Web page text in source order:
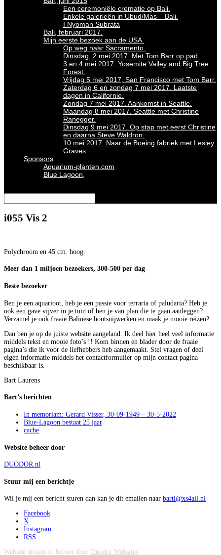
Een ceremoniële crematie op Bali.
Enkele galerieën in Ubud/Mas – Bali.
I Nyoman Subrata
Bali, februari 2017.
Mijn eerste bezoek aan de USA.
Op weg naar Sacramento.
Dinsdag, 2 mei 2017. Met Tom Barr op pad.
3 en 4 mei 2017: Yosemite Valley and Big Tree
Forest.
Vrijdag 5 mei 2017, San Francisco met Tom Barr.
Zaterdag 6 en zondag 7 mei 2017. Laatste
dagen in Californie.
Zondag 7 mei 2017. Aankomst in Seattle.
Maandag 8 mei 2017. Seattle met Christine
Ranegger.
Dinsdag 9 mei 2017. Op stap met eerst Christine
en daarna Steve Waldron.
10 mei 2017. Naar de Boeing fabriek met Lesley
Graves
Sponsors
Aquarium-planten.com
Blue Lagoon,
i055 Vis 2
Polychroom en 45 cm. hoog.
Meer dan 1 miljoen bezoekers, 300-500 per dag
Beste bezoeker
Ben je een aquarioot, heb je een passie voor terraria of paludaria? Heb je
ook een gave vijver in je tuin of ben je van plan die te gaan aanleggen?
Verzamel je ook fraaie Balinese houtsnijwerken en maak je mooie reizen?
Dan ben je op de juiste website aangeland. Ik deel hier heel veel informatie
middels tekst en mooie foto’s !! Kom binnen en blader door de fraaie
pagina’s die ik voor de liefhebbers heb aangemaakt. Stel vragen of deel
eigen informatie middels het contactformulier op mijn contact pagina
beschikbaar is.
Bart Laurens
Bart’s berichten
In memoriam: Gerard Visser, 30-09-1949 – 30-5-2022
Blue-Lagoon bestaat 25 jaar
cache
Website beheer door
DUODOR.nl
Stuur mij een berichtje
Wil je mij een bericht sturen dan kan je dit emailen naar bartl@xs4all.nl
Facebook
X
Instagram
RSS
Website design en beheer door Duodor Websites